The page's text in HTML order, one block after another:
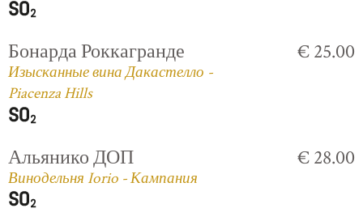
Бонарда Роккагранде
Изысканные вина Дакастелло -
Piacenza Hills
€ 25.00
Альянико ДОП
Винодельня Iorio - Кампания
€ 28.00